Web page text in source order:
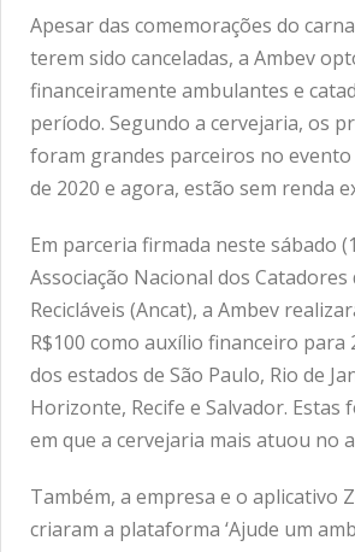
Apesar das comemorações do
terem sido canceladas, a Ambev
financeiramente ambulantes e
período. Segundo a cervejaria, os
foram grandes parceiros no
de 2020 e agora, estão sem renda
Em parceria firmada neste sábado
Associação Nacional dos
Recicláveis (Ancat), a Ambev
R$100 como auxílio financeiro para
dos estados de São Paulo, Rio de
Horizonte, Recife e Salvador. Estas
em que a cervejaria mais atuou no
Também, a empresa e o aplicativo
criaram a plataforma ‘Ajude um